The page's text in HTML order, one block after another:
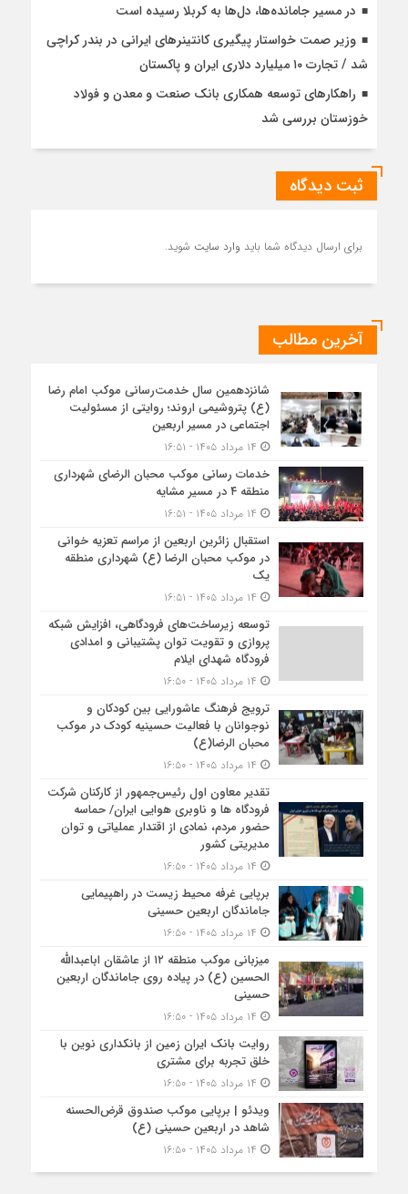
در مسیر جا‌مانده‌ها، دل‌ها به کربلا رسیده است
وزیر صمت خواستار پیگیری کانتینرهای ایرانی در بندر کراچی
شد / تجارت ۱۰ میلیارد دلاری ایران و پاکستان
راهکارهای توسعه همکاری بانک صنعت و معدن و فولاد
خوزستان بررسی شد
ثبت دیدگاه
برای ارسال دیدگاه شما باید وارد سایت شوید.
آخرین مطالب
شانزدهمین سال خدمت‌رسانی موکب امام رضا
(ع) پتروشیمی اروند؛ روایتی از مسئولیت
اجتماعی در مسیر اربعین
خدمات رسانی موکب محبان الرضای شهرداری
منطقه ۴ در مسیر مشایه
استقبال زائرین اربعین از مراسم تعزیه خوانی
در موکب محبان الرضا (ع) شهرداری منطقه
یک
توسعه زیرساخت‌های فرودگاهی، افزایش شبکه
پروازی و تقویت توان پشتیبانی و امدادی
فرودگاه شهدای ایلام
ترویج فرهنگ عاشورایی بین کودکان و
نوجوانان با فعالیت حسینیه کودک در موکب
محبان الرضا(ع)
تقدیر معاون اول رئیس‌جمهور از کارکنان شرکت
فرودگاه ها و ناوبری هوایی ایران/ حماسه
حضور مردم، نمادی از اقتدار عملیاتی و توان
مدیریتی کشور
برپایی غرفه محیط زیست در راهپیمایی
جاماندگان اربعین حسینی
میزبانی موکب منطقه ۱۲ از عاشقان اباعبدالله
الحسین (ع) در پیاده روی جاماندگان اربعین
حسینی
روایت بانک ایران زمین از بانکداری نوین با
خلق تجربه برای مشتری
ویدئو | برپایی موکب صندوق قرض‌الحسنه
شاهد در اربعین حسینی (ع)